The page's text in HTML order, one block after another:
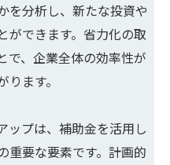
を分析し、新たな投資や
ができます。省力化の取
で、企業全体の効率性が
ます。
ップは、補助金を活用し
重要な要素です。計画的